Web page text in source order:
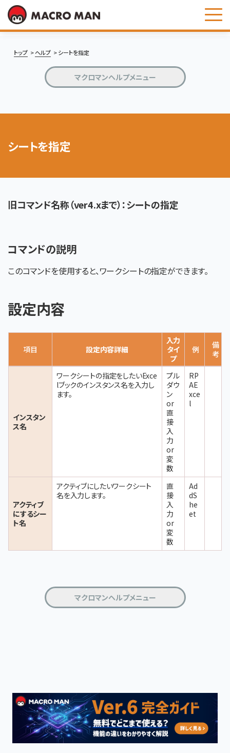
トップ ヘルプ シートを指定
マクロマンヘルプメニュー
シートを指定
旧コマンド名称（ver4.xまで）：シートの指定
コマンドの説明
このコマンドを使用すると、ワークシートの指定ができます。
設定内容
項目 設定内容詳細
入力
タイ
プ
例
備
考
インスタン
ス名
ワークシートの指定をしたいExce
lブックのインスタンス名を入力し
ます。
プル
ダウ
ン
or
直
接
入
力
or
変
数
RP
AE
xce
l
アクティブ
にするシー
ト名
アクティブにしたいワークシート
名を入力します。
直
接
入
力
or
変
数
Ad
dS
he
et
マクロマンヘルプメニュー